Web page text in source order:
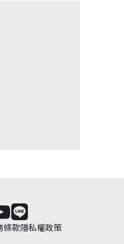
條款隱私權政策